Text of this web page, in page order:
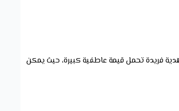
فريدة تحمل قيمة عاطفية كبيرة، حيث يمكن